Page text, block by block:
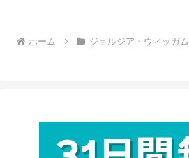
ホーム ジョルジア・ウィッガム